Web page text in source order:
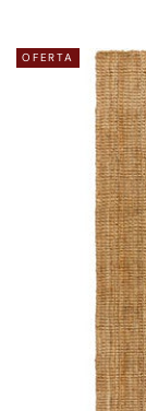
OFERTA